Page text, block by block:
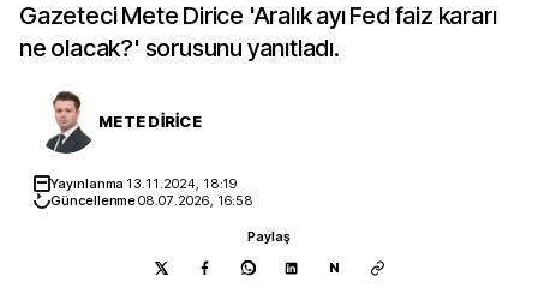
Gazeteci Mete Dirice 'Aralık ayı Fed faiz kararı
ne olacak?' sorusunu yanıtladı.
METE DİRİCE
Yayınlanma 13.11.2024, 18:19
Güncellenme08.07.2026, 16:58
Paylaş
N